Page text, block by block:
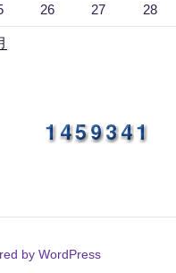
26 27 28
by WordPress